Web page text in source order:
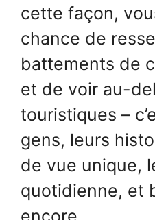
cette façon,
chance de
battements de
et de voir au-
touristiques –
gens, leurs
de vue unique,
quotidienne, et
encore.